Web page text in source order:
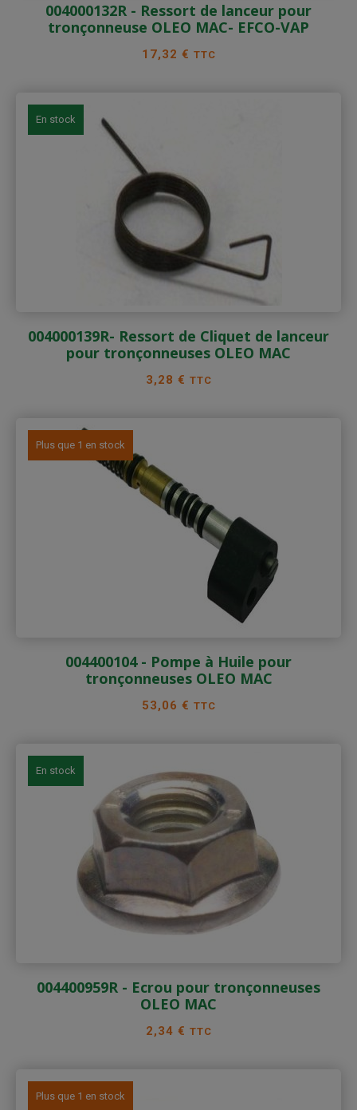
004000132R - Ressort de lanceur pour
tronçonneuse OLEO MAC- EFCO-VAP
Prix
17,32 € TTC
En stock
004000139R- Ressort de Cliquet de lanceur
pour tronçonneuses OLEO MAC
Prix
3,28 € TTC
Plus que 1 en stock
004400104 - Pompe à Huile pour
tronçonneuses OLEO MAC
Prix
53,06 € TTC
En stock
004400959R - Ecrou pour tronçonneuses
OLEO MAC
Prix
2,34 € TTC
Plus que 1 en stock